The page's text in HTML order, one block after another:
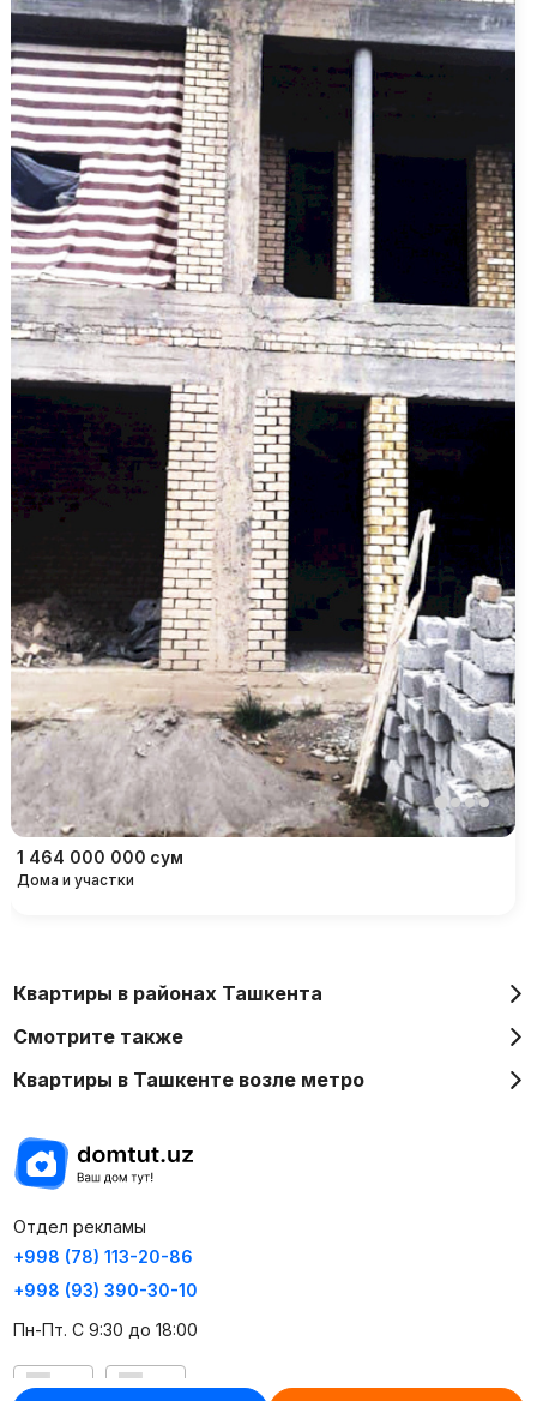
1 464 000 000 сум
Дома и участки
Квартиры в районах Ташкента
Смотрите также
Квартиры в Ташкенте возле метро
Отдел рекламы
+998 (78) 113-20-86
+998 (93) 390-30-10
Пн-Пт. С 9:30 до 18:00
RU UZ